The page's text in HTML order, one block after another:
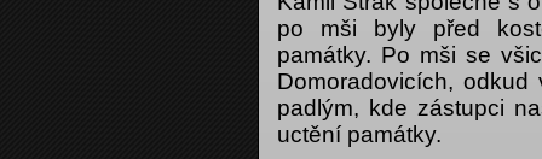
po mši byly před
památky. Po mši se
Domoradovicích,
padlým, kde zástupci
uctění památky.